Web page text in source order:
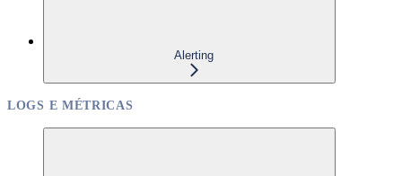
Alerting
LOGS E MÉTRICAS